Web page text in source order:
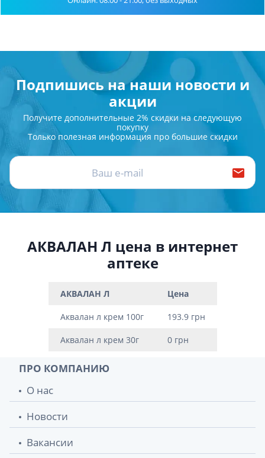
Подпишись на наши новости и
акции
Получите дополнительные 2% скидки на следующую
покупку
Только полезная информация про большие скидки
АКВАЛАН Л цена в интернет
аптеке
АКВАЛАН Л Цена
Аквалан л крем 100г 193.9 грн
Аквалан л крем 30г 0 грн
ПРО КОМПАНИЮ
О нас
Новости
Вакансии